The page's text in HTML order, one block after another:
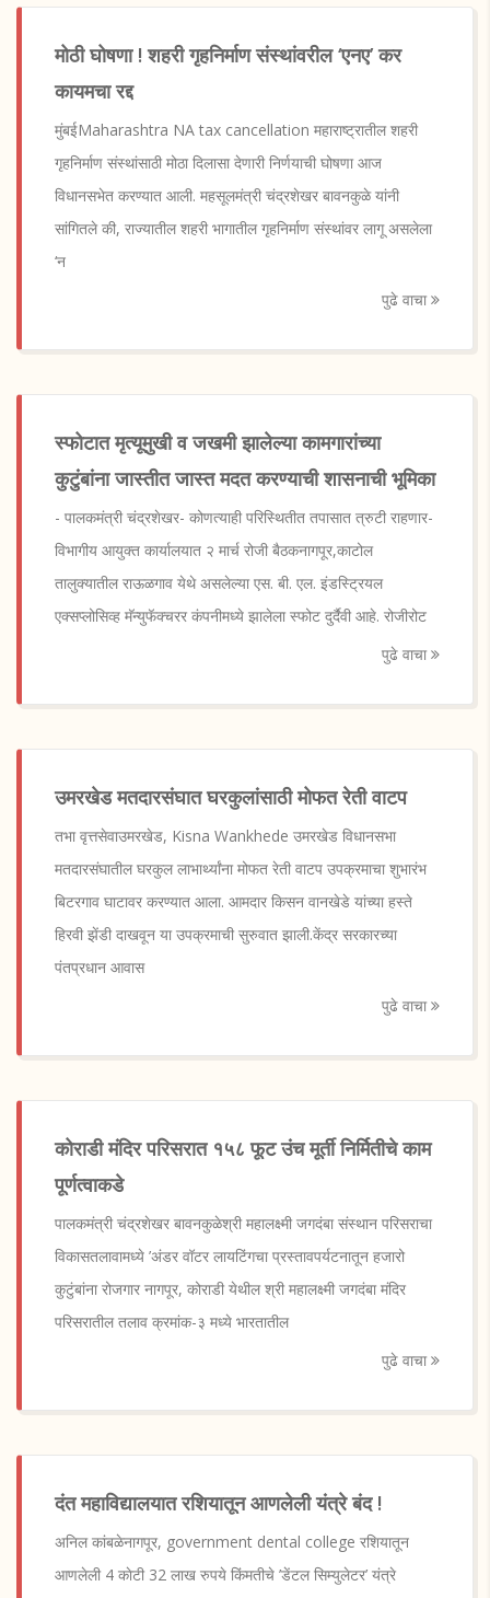
मोठी घोषणा ! शहरी गृहनिर्माण संस्थांवरील ‘एनए’ कर
कायमचा रद्द
मुंबईMaharashtra NA tax cancellation महाराष्ट्रातील शहरी
गृहनिर्माण संस्थांसाठी मोठा दिलासा देणारी निर्णयाची घोषणा आज
विधानसभेत करण्यात आली. महसूलमंत्री चंद्रशेखर बावनकुळे यांनी
सांगितले की, राज्यातील शहरी भागातील गृहनिर्माण संस्थांवर लागू असलेला
‘न
पुढे वाचा
स्फोटात मृत्यूमुखी व जखमी झालेल्या कामगारांच्या
कुटुंबांना जास्तीत जास्त मदत करण्याची शासनाची भूमिका
- पालकमंत्री चंद्रशेखर- कोणत्याही परिस्थितीत तपासात त्रुटी राहणार-
विभागीय आयुक्त कार्यालयात २ मार्च रोजी बैठकनागपूर,काटोल
तालुक्यातील राऊळगाव येथे असलेल्या एस. बी. एल. इंडस्ट्रियल
एक्सप्लोसिव्ह मॅन्युफॅक्चरर कंपनीमध्ये झालेला स्फोट दुर्दैवी आहे. रोजीरोट
पुढे वाचा
उमरखेड मतदारसंघात घरकुलांसाठी मोफत रेती वाटप
तभा वृत्तसेवाउमरखेड, Kisna Wankhede उमरखेड विधानसभा
मतदारसंघातील घरकुल लाभार्थ्यांना मोफत रेती वाटप उपक्रमाचा शुभारंभ
बिटरगाव घाटावर करण्यात आला. आमदार किसन वानखेडे यांच्या हस्ते
हिरवी झेंडी दाखवून या उपक्रमाची सुरुवात झाली.केंद्र सरकारच्या
पंतप्रधान आवास
पुढे वाचा
कोराडी मंदिर परिसरात १५८ फूट उंच मूर्ती निर्मितीचे काम
पूर्णत्वाकडे
पालकमंत्री चंद्रशेखर बावनकुळेश्री महालक्ष्मी जगदंबा संस्थान परिसराचा
विकासतलावामध्ये ’अंडर वॉटर लायटिंगचा प्रस्तावपर्यटनातून हजारो
कुटुंबांना रोजगार नागपूर, कोराडी येथील श्री महालक्ष्मी जगदंबा मंदिर
परिसरातील तलाव क्रमांक-३ मध्ये भारतातील
पुढे वाचा
दंत महाविद्यालयात रशियातून आणलेली यंत्रे बंद !
अनिल कांबळेनागपूर, government dental college रशियातून
आणलेली 4 काेटी 32 लाख रुपये किंमतीचे ’डेंटल सिम्युलेटर’ यंत्रे